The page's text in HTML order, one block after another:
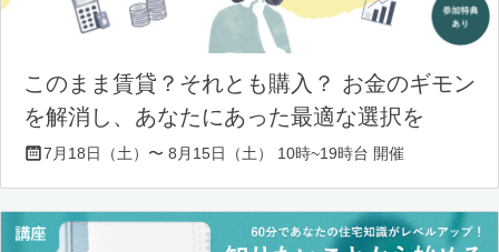
このまま賃貸？それとも購入？ お金のギモン
を解消し、あなたにあった最適な選択を
7月18日（土）〜 8月15日（土） 10時~19時台 開催